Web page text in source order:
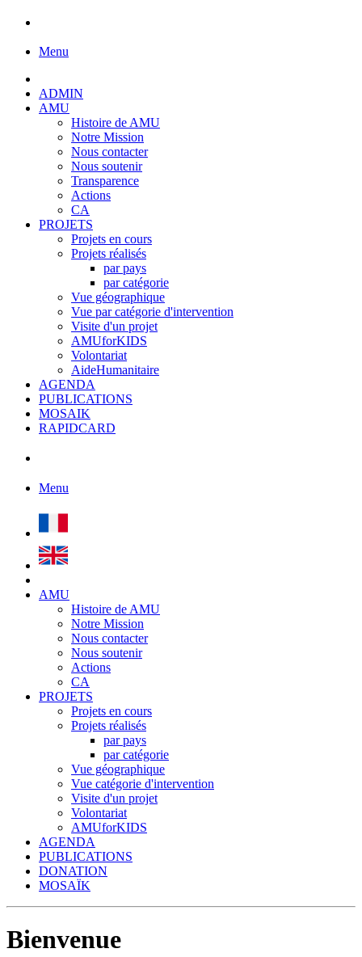
Menu
ADMIN
AMU
Histoire de AMU
Notre Mission
Nous contacter
Nous soutenir
Transparence
Actions
CA
PROJETS
Projets en cours
Projets réalisés
par pays
par catégorie
Vue géographique
Vue par catégorie d'intervention
Visite d'un projet
AMUforKIDS
Volontariat
AideHumanitaire
AGENDA
PUBLICATIONS
MOSAIK
RAPIDCARD
Menu
AMU
Histoire de AMU
Notre Mission
Nous contacter
Nous soutenir
Actions
CA
PROJETS
Projets en cours
Projets réalisés
par pays
par catégorie
Vue géographique
Vue catégorie d'intervention
Visite d'un projet
Volontariat
AMUforKIDS
AGENDA
PUBLICATIONS
DONATION
MOSAÏK
Bienvenue